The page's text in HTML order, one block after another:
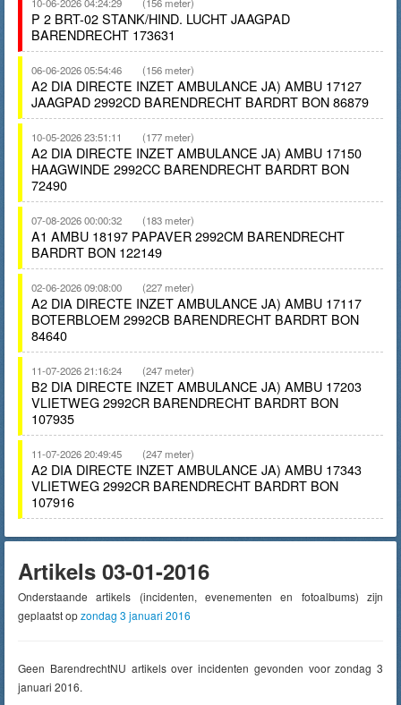
P 2 BRT-02 STANK/HIND. LUCHT JAAGPAD
BARENDRECHT 173631
06-06-2026 05:54:46 (156 meter)
A2 DIA DIRECTE INZET AMBULANCE JA) AMBU 17127
JAAGPAD 2992CD BARENDRECHT BARDRT BON 86879
10-05-2026 23:51:11 (177 meter)
A2 DIA DIRECTE INZET AMBULANCE JA) AMBU 17150
HAAGWINDE 2992CC BARENDRECHT BARDRT BON
72490
07-08-2026 00:00:32 (183 meter)
A1 AMBU 18197 PAPAVER 2992CM BARENDRECHT
BARDRT BON 122149
02-06-2026 09:08:00 (227 meter)
A2 DIA DIRECTE INZET AMBULANCE JA) AMBU 17117
BOTERBLOEM 2992CB BARENDRECHT BARDRT BON
84640
11-07-2026 21:16:24 (247 meter)
B2 DIA DIRECTE INZET AMBULANCE JA) AMBU 17203
VLIETWEG 2992CR BARENDRECHT BARDRT BON
107935
11-07-2026 20:49:45 (247 meter)
A2 DIA DIRECTE INZET AMBULANCE JA) AMBU 17343
VLIETWEG 2992CR BARENDRECHT BARDRT BON
107916
Artikels 03-01-2016
Onderstaande artikels (incidenten, evenementen en fotoalbums) zijn
geplaatst opzondag 3 januari 2016
Geen BarendrechtNU artikels over incidenten gevonden voor zondag 3
januari 2016.